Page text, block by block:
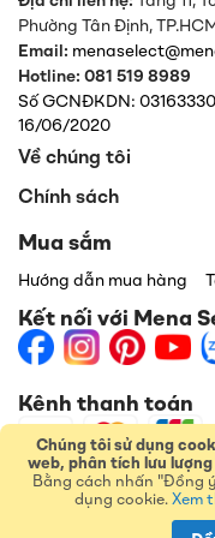
Chúng tôi sử dụng
web, phân tích lưu
Bằng cách nhấn "Đồng
dụng cookie.Xem
Phường Tân Định,
Email:
Hotline: 081 519 8989
Số GCNĐKDN:
16/06/2020
Về chúng tôi
Chính sách
Mua sắm
Hướng dẫn mua hàng
Kết nối với Mena
Kênh thanh toán